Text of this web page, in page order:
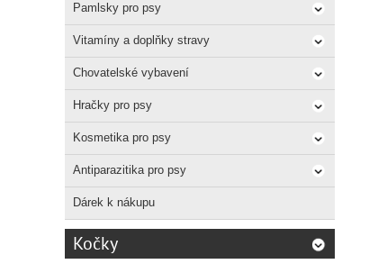
Pamlsky pro psy
Vitamíny a doplňky stravy
Chovatelské vybavení
Hračky pro psy
Kosmetika pro psy
Antiparazitika pro psy
Dárek k nákupu
Kočky